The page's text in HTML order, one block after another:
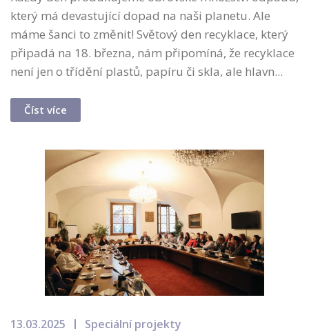
který má devastující dopad na naši planetu. Ale
máme šanci to změnit! Světový den recyklace, který
připadá na 18. března, nám připomíná, že recyklace
není jen o třídění plastů, papíru či skla, ale hlavn...
Číst více
13.03.2025 Speciální projekty